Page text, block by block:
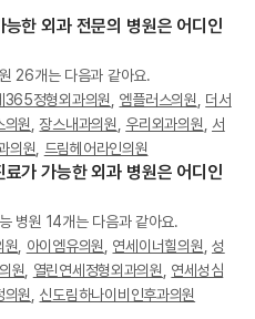
한 외과 전문의 병원은 어디인
26개는 다음과 같아요.
365정형외과의원 엠플러스의원
더서
의원 장스내과의원 우리외과의원
서
의원 드림헤어라인의원
가 가능한 외과 병원은 어디인
병원 14개는 다음과 같아요.
원 아이엠유의원 연세이너힐의원 성
원 열린연세정형외과의원
연세성심
의원 신도림하나이비인후과의원